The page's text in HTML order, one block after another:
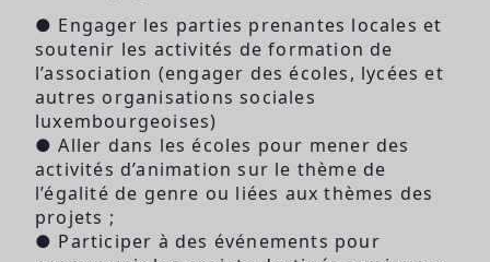
● Engager les parties prenantes locales et
soutenir les activités de formation de
l’association (engager des écoles, lycées et
autres organisations sociales
luxembourgeoises)
● Aller dans les écoles pour mener des
activités d’animation sur le thème de
l’égalité de genre ou liées aux thèmes des
projets ;
● Participer à des événements pour